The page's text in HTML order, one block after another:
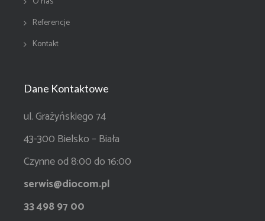
Referencje
Kontakt
Dane Kontaktowe
ul. Grażyńskiego 74
43-300 Bielsko – Biała
Czynne od 8:00 do 16:00
serwis@diocom.pl
33 498 97 00